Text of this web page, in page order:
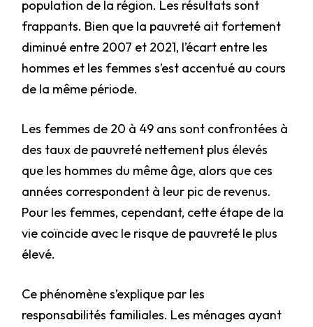
population de la région. Les résultats sont
frappants. Bien que la pauvreté ait fortement
diminué entre 2007 et 2021, l’écart entre les
hommes et les femmes s’est accentué au cours
de la même période.
Les femmes de 20 à 49 ans sont confrontées à
des taux de pauvreté nettement plus élevés
que les hommes du même âge, alors que ces
années correspondent à leur pic de revenus.
Pour les femmes, cependant, cette étape de la
vie coïncide avec le risque de pauvreté le plus
élevé.
Ce phénomène s’explique par les
responsabilités familiales. Les ménages ayant